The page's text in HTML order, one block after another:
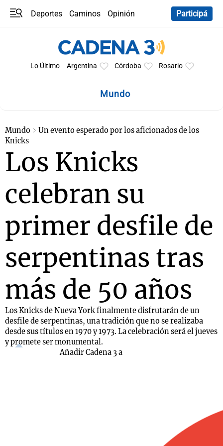
Deportes Caminos
Opinión
Participá
Lo Último Argentina Córdoba Rosario
Mundo
Mundo
Un evento esperado por los aficionados de los
Knicks
Los Knicks
celebran su
primer desfile de
serpentinas tras
más de 50 años
Los Knicks de Nueva York finalmente disfrutarán de un
desfile de serpentinas, una tradición que no se realizaba
desde sus títulos en 1970 y 1973. La celebración será el jueves
y promete ser monumental.
Añadir Cadena 3 a